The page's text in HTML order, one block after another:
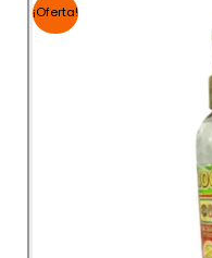
¡Oferta!